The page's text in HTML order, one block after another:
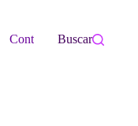
Contacto Buscar